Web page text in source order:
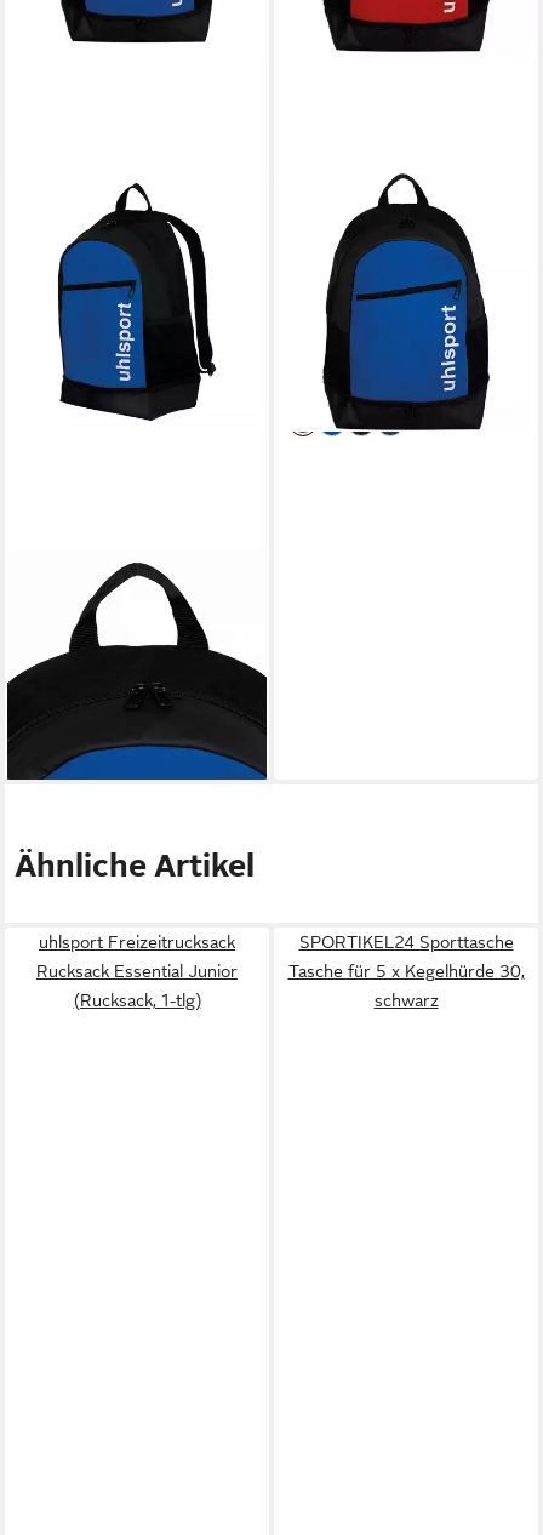
Freizeitrucksack Rucksack
Essential (Rucksack, 1-tlg)
ab 25,28 €
lieferbar - in 3-4 Werktagen bei dir
Freizeitrucksack Rucksack
Essential Bottom
Compartment (Rucksack, 1-
ab 29,48 €
34,95 €
-16%
lieferbar - in 3-4 Werktagen bei dir
Ähnliche Artikel
uhlsport Freizeitrucksack
Rucksack Essential Junior
(Rucksack, 1-tlg)
SPORTIKEL24 Sporttasche
Tasche für 5 x Kegelhürde 30,
schwarz